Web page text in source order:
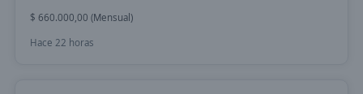
$ 660.000,00 (Mensual)
Hace 22 horas